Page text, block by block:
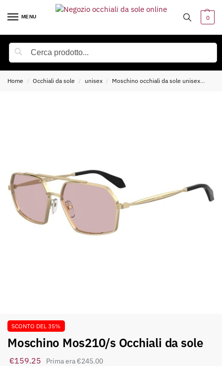
MENU 0
Home / Occhiali da sole / unisex / Moschino occhiali da sole unisex
SCONTO DEL 35%
Moschino Mos210/s Occhiali da sole
€245.00
€159.25